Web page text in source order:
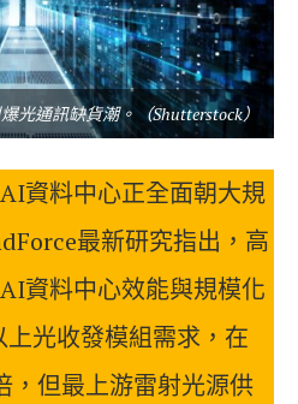
光通訊缺貨潮。（Shutterstock）
資料中心正全面朝大規
最新研究指出，高
資料中心效能與規模化
光收發模組需求，在
，但最上游雷射光源供